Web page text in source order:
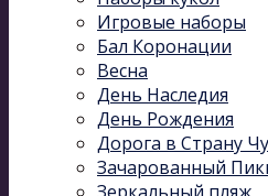
Игровые наборы
Бал Коронации
Весна
День Наследия
День Рождения
Дорога в Страну
Зачарованный